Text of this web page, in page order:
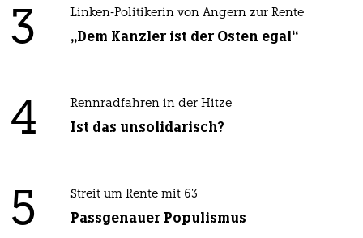
3 Linken-Politikerin von Angern zur Rente
„Dem Kanzler ist der Osten egal“
4 Rennradfahren in der Hitze
Ist das unsolidarisch?
5 Streit um Rente mit 63
Passgenauer Populismus